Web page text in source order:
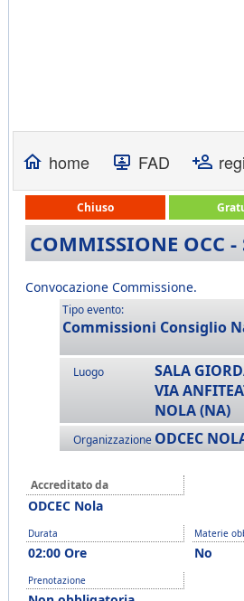
home FAD
Chiuso
COMMISSIONE OCC
Convocazione Commissione.
Tipo evento:
Commissioni Consiglio
Luogo
SALA
VIA
NOLA (NA)
Organizzazione ODCEC
Accreditato da
ODCEC Nola
Durata
02:00 Ore
Materie
No
Prenotazione